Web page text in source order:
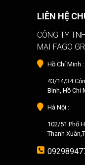
LIÊN HỆ
CÔNG TY
MẠI FAGO
Hồ Chí Minh :
43/14/34
Bình, Hồ Chí
Hà Nội :
102/51 Phố
Thanh